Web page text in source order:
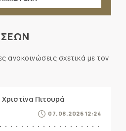
ανακοινώσεις σχετικά με τον
Πιτουρά
07.08.2026 12:24